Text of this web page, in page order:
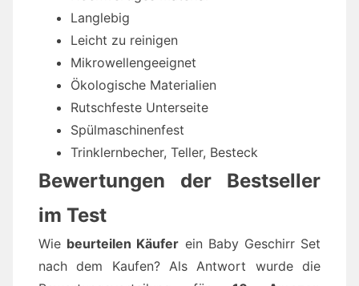
Langlebig
Leicht zu reinigen
Mikrowellengeeignet
Ökologische Materialien
Rutschfeste Unterseite
Spülmaschinenfest
Trinklernbecher, Teller, Besteck
Bewertungen der Bestseller
im Test
Wie beurteilen Käufer ein Baby Geschirr Set
nach dem Kaufen? Als Antwort wurde die